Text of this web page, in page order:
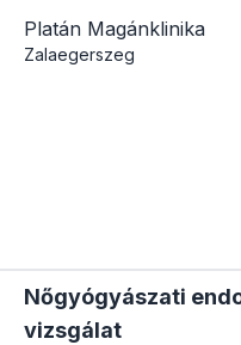
Platán Magánklinika
Zalaegerszeg
Nőgyógyászati
vizsgálat